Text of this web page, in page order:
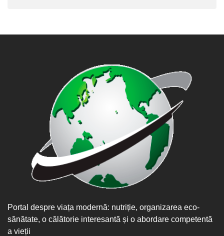
Portal despre viața modernă: nutriție, organizarea eco-
sănătate, o călătorie interesantă și o abordare competentă
a vieții